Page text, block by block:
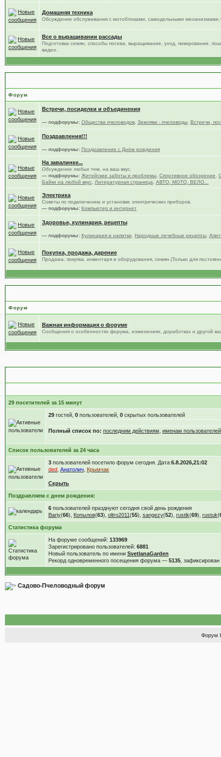
Домашняя техника
Обсуждение обслуживания с мотоблоками, самодельными
Все о выращивании рассады
Подготовка семян, способы посева, выращивание, уход, пикирование,
видео.
Форум
Встречи, посиделки и объединения
— подфорумы: Общества пчеловодов, Земляки - пчеловоды, Встречи,
Поздравления!!!
— подфорумы: Поздравление с Днём рождения
На завалинке...
Обсуждение любых тем, на ваш вкус.
— подфорумы: Житейские заботы и проблемы, Спортивное обозрение
Байки на любой вкус, Литературная страница АВТО, МОТО, ВЕЛО...
Электрика
Советы по подключению и установке электрических приборов.
— подфорумы: Компьютер и интернет
Здоровье, кулинария, рецепты
— подфорумы: Кулинария и напитки Народные лечебные рецепты,
Покупка, продажа, дарение
Продажа, покупка, инвентаря и оборудования, семян.(Только для
Форум
Важная информация о форуме
Сообщения о особенностях форума, изменениях, доработках и другой
29 посетителей за 15 минут
29гостей, 0пользователей, 0скрытых пользователей
Полный список по: последним действиям именам пользователей
Список пользователей за 24 часа
3пользователей посетило форум сегодня. Дата:6.8.2026,21:02
ded, Анатолич Крымчак
Скрыть
Поздравляем с днем рождения:
6пользователей празднуют сегодня свой день рождения
Bariy(66), Копылов(63), oltro2011(55), sangezy(52), rustik(69), rustuk(
Статистика форума
На форуме сообщений: 133969
Зарегистрировано пользователей: 6881
Новый пользователь по имени SvetlanaGarden
Рекорд одновременного посещения форума — 5135,
Садово-Пчеловодный форум
Форум